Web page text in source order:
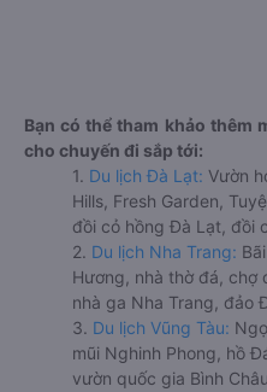
Bạn có thể tham khảo thêm
cho chuyến đi sắp tới:
1. Du lịch Đà Lạt: Vườn
Hills, Fresh Garden,
đồi cỏ hồng Đà Lạt, đồi
2. Du lịch Nha Trang:
Hương, nhà thờ đá, chợ
nhà ga Nha Trang, đảo
3. Du lịch Vũng Tàu:
mũi Nghinh Phong, hồ
vườn quốc gia Bình